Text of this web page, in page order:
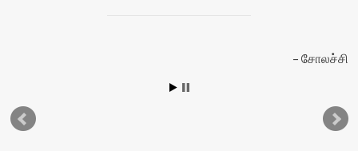
சோலச்சி